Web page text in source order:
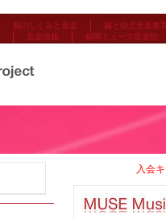
脳のしくみと音楽
脳と幼児音楽教
音楽情報 福岡ミューズ音楽院
入会